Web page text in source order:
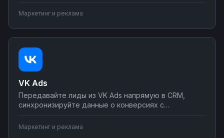
инструментами, получайте уведомления о
производительности в мессенджеры. Настраивайте
интеграции на Nodul без технических знаний — от
простой синхронизации до сложных сценариев.
Маркетинг и реклама
VK Ads
Передавайте лиды из VK Ads напрямую в CRM,
синхронизируйте данные о конверсиях с
корректируйте бюджеты кампаний. Настройте
интеграции VK Ads с вашими инструментами через
Маркетинг и реклама